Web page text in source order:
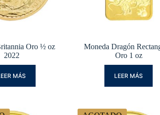
Oro ½ oz
2022
MÁS
Moneda Dragón
Oro 1 oz
LEER MÁS